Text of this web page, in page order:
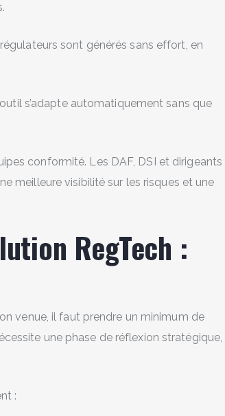
sont générés sans effort, en
s’adapte automatiquement sans que
conformité. Les DAF, DSI et dirigeants
meilleure visibilité sur les risques et une
RegTech :
venue, il faut prendre un minimum de
une phase de réflexion stratégique,
: